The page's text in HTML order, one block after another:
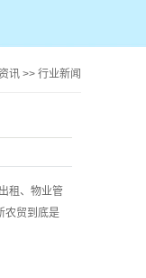
讯 >> 行业新闻
租、物业管
农贸到底是